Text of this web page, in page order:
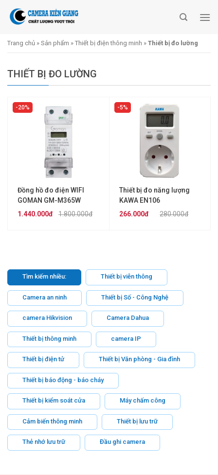
Trang chủ » Sản phẩm » Thiết bị điện thông minh » Thiết bị đo lường
THIẾT BỊ ĐO LƯỜNG
20%
Đồng hồ đo điện WIFI
GOMAN GM-M365W
1.800.000đ
1.440.000đ
5%
Thiết bị đo năng lượng
KAWA EN106
280.000đ
266.000đ
Tìm kiếm nhiều: Thiết bị viễn thông
Camera an ninh Thiết bị Số - Công Nghệ
camera Hikvision Camera Dahua
Thiết bị thông minh camera IP
Thiết bị điện tử Thiết bị Văn phòng - Gia đình
Thiết bị báo động - báo cháy
Thiết bị kiểm soát cửa Máy chấm công
Cảm biến thông minh Thiết bị lưu trữ
Thẻ nhớ lưu trữ Đầu ghi camera